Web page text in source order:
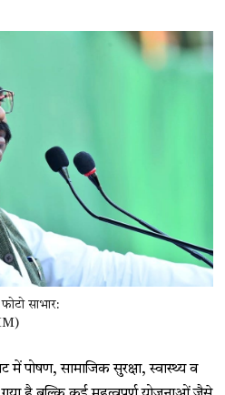
साभार:
पोषण, सामाजिक सुरक्षा, स्वास्थ्य व